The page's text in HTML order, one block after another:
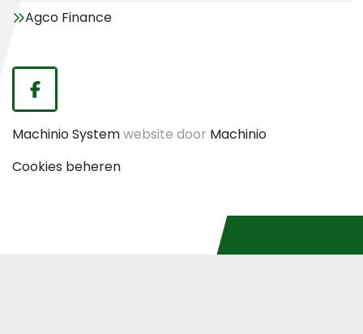
Agco Finance
facebook
Machinio Systemwebsite door Machinio
Cookies beheren